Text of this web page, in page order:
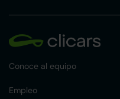
Conoce al equipo
Empleo